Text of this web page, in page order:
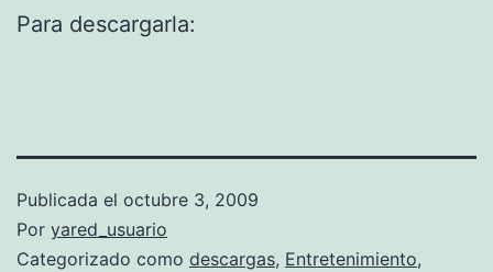
Para descargarla:
Publicada el octubre 3, 2009
Por yared_usuario
Categorizado como descargas, Entretenimiento,